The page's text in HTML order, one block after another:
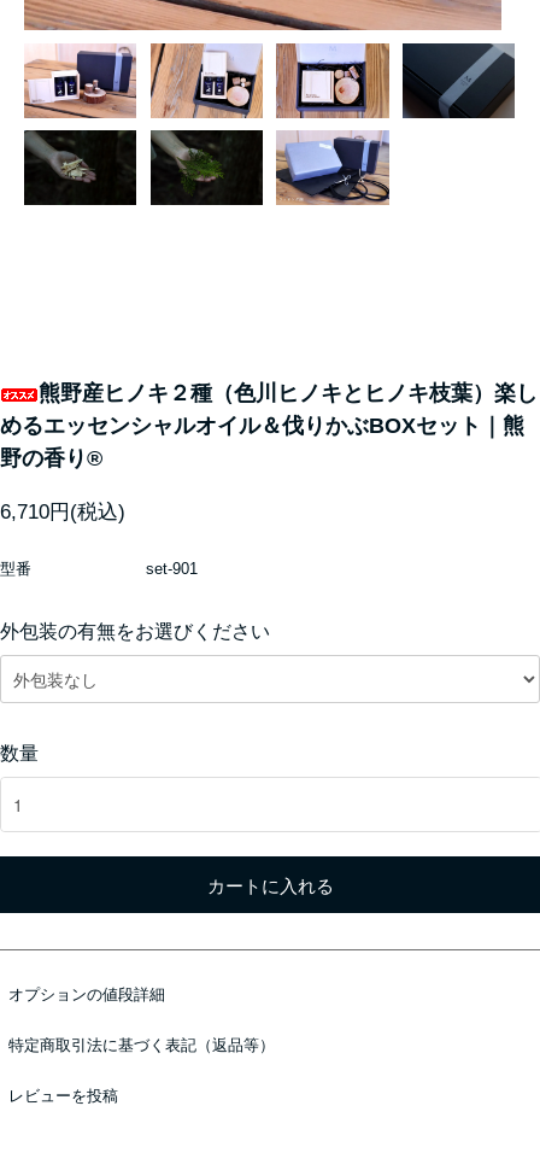
熊野産ヒノキ２種（色川ヒノキとヒノキ枝葉）楽し
めるエッセンシャルオイル＆伐りかぶBOXセット｜熊
野の香り®
6,710円(税込)
型番 set-901
外包装の有無をお選びください
数量
カートに入れる
オプションの値段詳細
特定商取引法に基づく表記（返品等）
レビューを投稿